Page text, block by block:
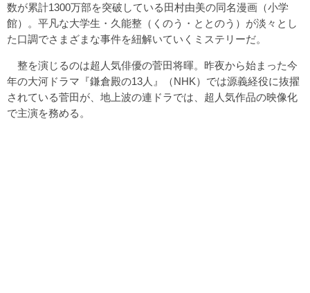
数が累計1300万部を突破している田村由美の同名漫画（小学
館）。平凡な大学生・久能整（くのう・ととのう）が淡々とし
た口調でさまざまな事件を紐解いていくミステリーだ。
整を演じるのは超人気俳優の菅田将暉。昨夜から始まった今
年の大河ドラマ『鎌倉殿の13人』（NHK）では源義経役に抜擢
されている菅田が、地上波の連ドラでは、超人気作品の映像化
で主演を務める。